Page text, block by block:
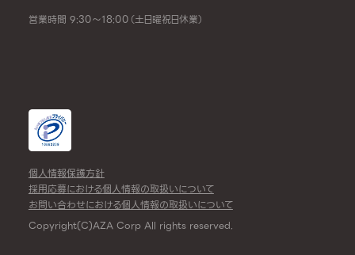
営業時間 9:30～18:00（土日曜祝日休業）
個人情報保護方針
採用応募における個人情報の取扱いについて
お問い合わせにおける個人情報の取扱いについて
Copyright(C)AZA Corp All rights reserved.